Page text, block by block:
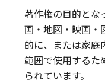
著作権の目的とな
画・地図・映画・
的に、または家庭
範囲で使用するた
られています。